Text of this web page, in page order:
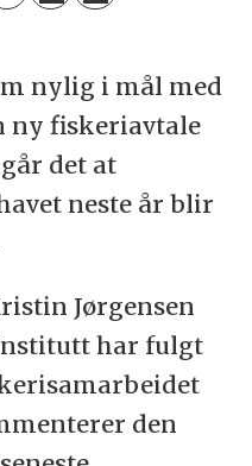
nylig i mål med
ny fiskeriavtale
det at
neste år blir
Jørgensen
har fulgt
den